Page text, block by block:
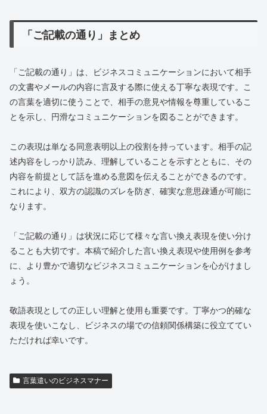
「ご記載の通り」まとめ
「ご記載の通り」は、ビジネスコミュニケーションにおいて相手
の文書やメールの内容に言及する際に使える丁寧な表現です。こ
の言葉を適切に使うことで、相手の意見や情報を尊重しているこ
とを示し、円滑なコミュニケーションを図ることができます。
この表現は単なる同意表明以上の役割を持っています。相手の記
述内容をしっかり読み、理解していることを示すとともに、その
内容を前提として話を進める意図を伝えることができるのです。
これにより、双方の認識のズレを防ぎ、確実な意思疎通が可能に
なります。
「ご記載の通り」は状況に応じて様々な言い換え表現を使い分け
ることも大切です。本稿で紹介した言い換え表現や使用例を参考
に、より豊かで適切なビジネスコミュニケーションを心がけまし
ょう。
敬語表現としての正しい理解と使用も重要です。丁寧かつ的確な
表現を使いこなし、ビジネスの場での信頼関係構築に役立ててい
ただければ幸いです。
言葉遣いのビジネスマナー